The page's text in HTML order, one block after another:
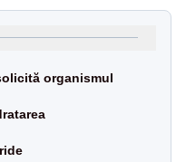
organismul